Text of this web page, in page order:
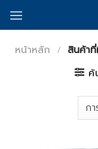
หน้าหลัก / สินค้าที่
ค้